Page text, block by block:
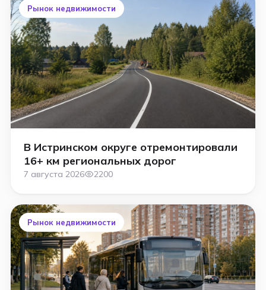
Рынок недвижимости
В Истринском округе отремонтировали
16+ км региональных дорог
7 августа 2026 2200
Рынок недвижимости